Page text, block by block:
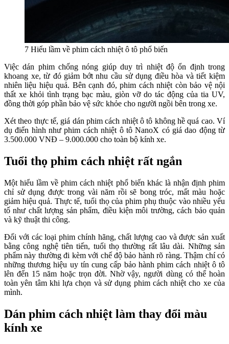
7 Hiểu lầm về phim cách nhiệt ô tô phổ biến
Việc dán phim chống nóng giúp duy trì nhiệt độ ổn định trong
khoang xe, từ đó giảm bớt nhu cầu sử dụng điều hòa và tiết kiệm
nhiên liệu hiệu quả. Bên cạnh đó, phim cách nhiệt còn bảo vệ nội
thất xe khỏi tình trạng bạc màu, giòn vỡ do tác động của tia UV,
đồng thời góp phần bảo vệ sức khỏe cho người ngồi bên trong xe.
Xét theo thực tế, giá dán phim cách nhiệt ô tô không hề quá cao. Ví
dụ điển hình như phim cách nhiệt ô tô NanoX có giá dao động từ
3.500.000 VNĐ – 9.000.000 cho toàn bộ kính xe.
Tuổi thọ phim cách nhiệt rất ngắn
Một hiểu lầm về phim cách nhiệt phổ biến khác là nhận định phim
chỉ sử dụng được trong vài năm rồi sẽ bong tróc, mất màu hoặc
giảm hiệu quả. Thực tế, tuổi thọ của phim phụ thuộc vào nhiều yếu
tố như chất lượng sản phẩm, điều kiện môi trường, cách bảo quản
và kỹ thuật thi công.
Đối với các loại phim chính hãng, chất lượng cao và được sản xuất
bằng công nghệ tiên tiến, tuổi thọ thường rất lâu dài. Những sản
phẩm này thường đi kèm với chế độ bảo hành rõ ràng. Thậm chí có
những thương hiệu uy tín cung cấp bảo hành phim cách nhiệt ô tô
lên đến 15 năm hoặc trọn đời. Nhờ vậy, người dùng có thể hoàn
toàn yên tâm khi lựa chọn và sử dụng phim cách nhiệt cho xe của
mình.
Dán phim cách nhiệt làm thay đổi màu
kính xe